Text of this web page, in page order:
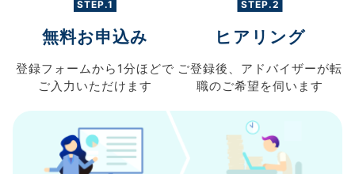
STEP.1
無料お申込み
登録フォームから 1分ほどで
ご入力 いただけます
STEP.2
ヒアリング
ご登録後、 アドバイザーが転
職のご希望を伺います